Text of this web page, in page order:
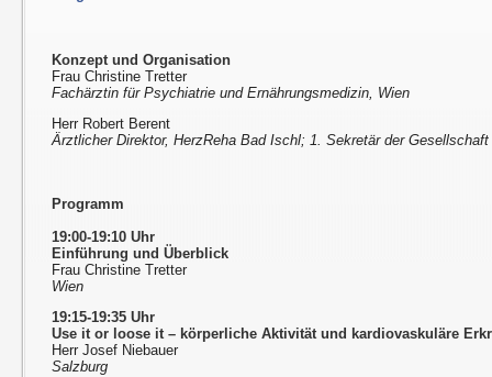
Konzept und Organisation
Frau Christine Tretter
Fachärztin für Psychiatrie und Ernährungsmedizin, Wien
Herr Robert Berent
Ärztlicher Direktor, HerzReha Bad Ischl; 1. Sekretär der
Programm
19:00-19:10 Uhr
Einführung und Überblick
Frau Christine Tretter
Wien
19:15-19:35 Uhr
Use it or loose it – körperliche Aktivität und kardiovaskuläre
Herr Josef Niebauer
Salzburg